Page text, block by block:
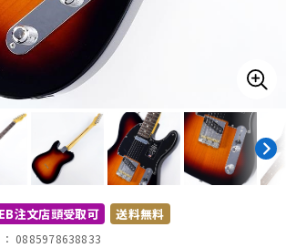
ライン納品 レコーディング機器
機器 楽器アクセサリ
注文店頭受取可 送料無料
0885978638833